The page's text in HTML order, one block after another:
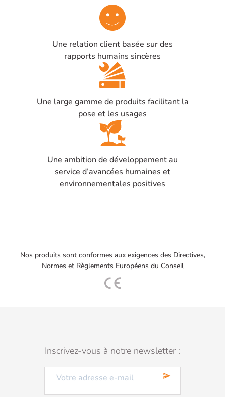
Une relation client basée sur des
rapports humains sincères
Une large gamme de produits facilitant la
pose et les usages
Une ambition de développement au
service d’avancées humaines et
environnementales positives
Nos produits sont conformes aux exigences des Directives,
Normes et Règlements Européens du Conseil
Inscrivez-vous à notre newsletter :
send